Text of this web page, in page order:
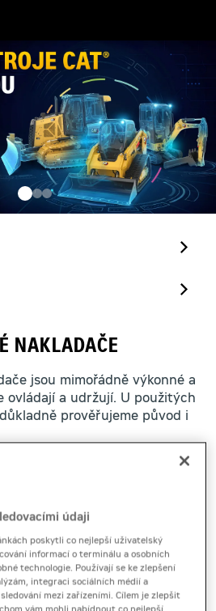
NAKLADAČE
jsou mimořádně výkonné a
ovládají a udržují. U použitých
prověřujeme původ i
nakladače
údaji
poskytli co nejlepší uživatelský
informací o terminálu a osobních
technologie. Používají se ke zlepšení
integraci sociálních médií a
mezi zařízeními. Cílem je zlepšit